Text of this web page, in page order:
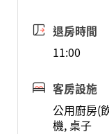
退房時間
11:00
客房設施
公用廚房(
機, 桌子